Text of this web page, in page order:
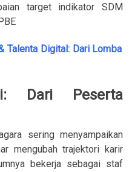
target indikator SDM
Talenta Digital: Dari Lomba
Dari Peserta
sering menyampaikan
mengubah trajektori karir
bekerja sebagai staf